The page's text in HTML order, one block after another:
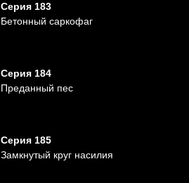
Серия 183
Бетонный саркофаг
Серия 184
Преданный пес
Серия 185
Замкнутый круг насилия